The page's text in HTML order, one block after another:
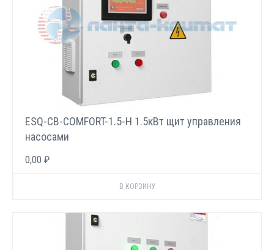
ESQ-CB-COMFORT-1.5-H 1.5кВт щит управления
насосами
0,00 ₽